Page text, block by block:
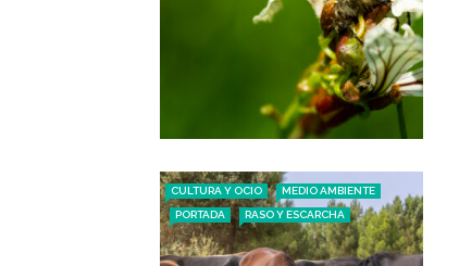
CULTURA Y OCIO
MEDIO AMBIENTE
PORTADA
RASO Y ESCARCHA